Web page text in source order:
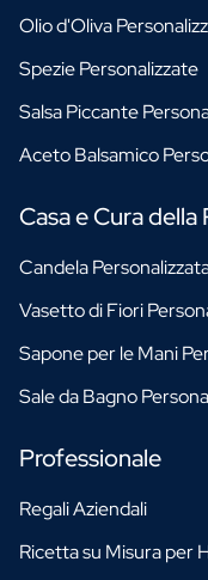
Olio d'Oliva
Spezie Personalizzate
Salsa Piccante
Aceto Balsamico
Casa e Cura della
Candela
Vasetto di Fiori
Sapone per le Mani
Sale da Bagno
Professionale
Regali Aziendali
Ricetta su Misura per